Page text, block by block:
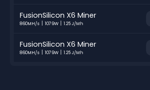
FusionSilicon X6 Miner
860MH/s 1079W 1.25 J/Mh
FusionSilicon X6 Miner
860MH/s 1079W 1.25 J/Mh